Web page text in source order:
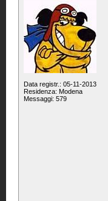
Data registr.: 05-11-2013
Residenza: Modena
Messaggi: 579